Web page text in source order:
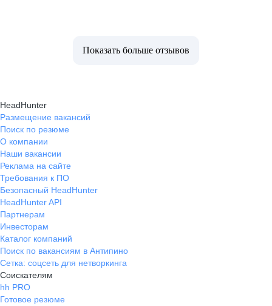
Показать больше отзывов
HeadHunter
Размещение вакансий
Поиск по резюме
О компании
Наши вакансии
Реклама на сайте
Требования к ПО
Безопасный HeadHunter
HeadHunter API
Партнерам
Инвесторам
Каталог компаний
Поиск по вакансиям в Антипино
Сетка: соцсеть для нетворкинга
Соискателям
hh PRO
Готовое резюме